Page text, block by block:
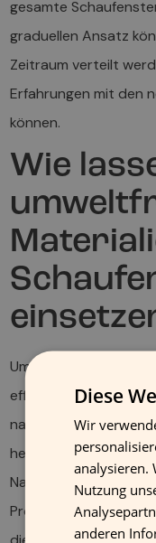
gesamte
graduellen Ansatz
Zeitraum verteilt
Erfahrungen mit den
können.
Wie
Umweltfreundliche
effektiv im
natürlicher Charakter
hervorgehoben wird.
Naturmaterialien
Produkte kann zum
Diese
Wir
analysieren.
Nutzung
anderen